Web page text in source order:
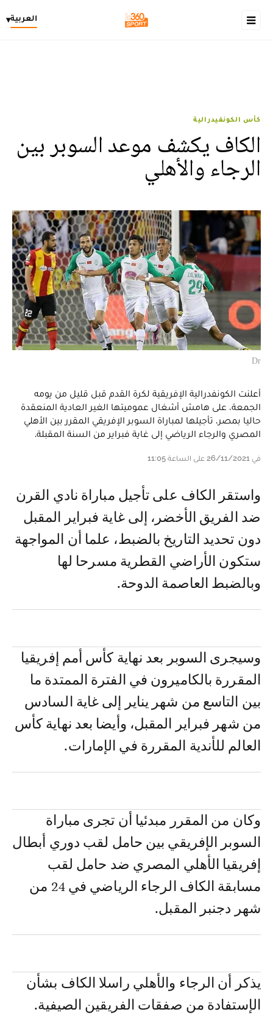
العربية▾
كأس الكونفيدرالية
الكاف يكشف موعد السوبر بين
الرجاء والأهلي
Dr
أعلنت الكونفدرالية الإفريقية لكرة القدم قبل قليل من يومه
الجمعة، على هامش أشغال عموميتها الغير العادية المنعقدة
حاليا بمصر، تأجيلها لمباراة السوبر الإفريقي المقرر بين الأهلي
المصري والرجاء الرياضي إلى غاية فبراير من السنة المقبلة.
في 26/11/2021 على الساعة 11:05
واستقر الكاف على تأجيل مباراة نادي القرن
ضد الفريق الأخضر، إلى غاية فبراير المقبل
دون تحديد التاريخ بالضبط، علما أن المواجهة
ستكون الأراضي القطرية مسرحا لها
وبالضبط العاصمة الدوحة.
وسيجرى السوبر بعد نهاية كأس أمم إفريقيا
المقررة بالكاميرون في الفترة الممتدة ما
بين التاسع من شهر يناير إلى غاية السادس
من شهر فبراير المقبل، وأيضا بعد نهاية كأس
العالم للأندية المقررة في الإمارات.
وكان من المقرر مبدئيا أن تجرى مباراة
السوبر الإفريقي بين حامل لقب دوري أبطال
إفريقيا الأهلي المصري ضد حامل لقب
مسابقة الكاف الرجاء الرياضي في 24 من
شهر دجنبر المقبل.
يذكر أن الرجاء والأهلي راسلا الكاف بشأن
الإستفادة من صفقات الفريقين الصيفية.